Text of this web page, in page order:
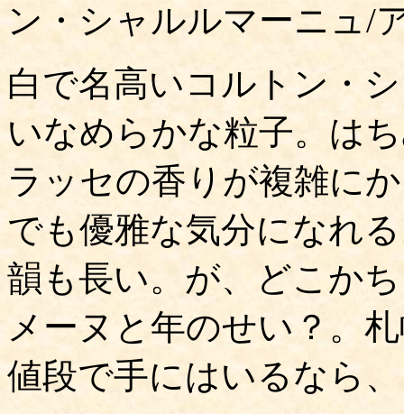
ン・シャルルマーニュ/
白で名高いコルトン・
いなめらかな粒子。は
ラッセの香りが複雑に
でも優雅な気分になれ
韻も長い。が、どこか
メーヌと年のせい？。
値段で手にはいるなら